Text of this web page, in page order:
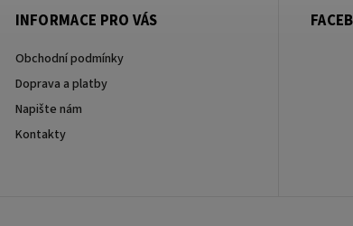
INFORMACE PRO VÁS
Obchodní podmínky
Doprava a platby
Napište nám
Kontakty